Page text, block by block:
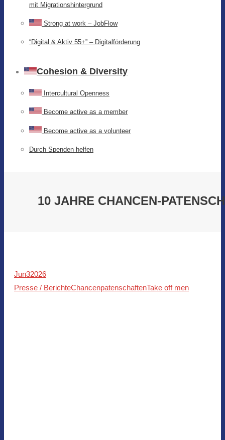
mit Migrationshintergrund
Strong at work – JobFlow
“Digital & Aktiv 55+” – Digitalförderung
Cohesion & Diversity
Intercultural Openness
Become active as a member
Become active as a volunteer
Durch Spenden helfen
10 JAHRE CHANCEN-
Jun32026
Presse / BerichteChancenpatenschaftenTake off men